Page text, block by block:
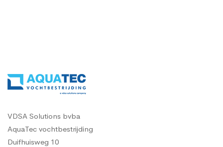
VDSA Solutions bvba
AquaTec vochtbestrijding
Duifhuisweg 10